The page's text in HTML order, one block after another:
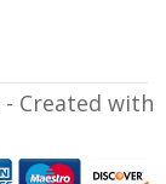
- Created with